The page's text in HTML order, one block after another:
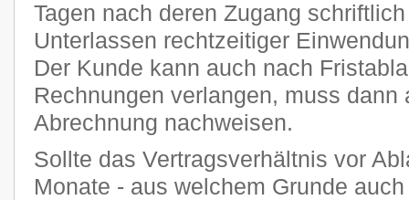
Tagen nach deren Zugang
Unterlassen rechtzeitiger
Der Kunde kann auch nach
Rechnungen verlangen, muss
Abrechnung nachweisen.
Sollte das Vertragsverhältnis vor
Monate - aus welchem Grunde